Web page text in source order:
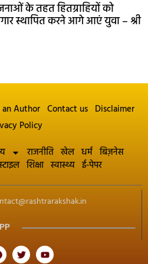
के तहत हितग्राहियों को
स्थापित करने आगे आएं युवा – श्री
an Author Contact us Disclaimer
Policy
राजनीति खेल धर्म बिज़नेस
शिक्षा स्वास्थ्य ई-पेपर